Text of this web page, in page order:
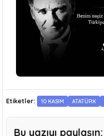
Etiketler: 10 KASIM ATATÜRK
Bu yazıyı paylaşın: